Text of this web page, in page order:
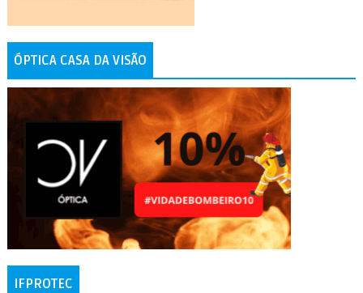
ÓPTICA CASA DA VISÃO
IFPROTEC